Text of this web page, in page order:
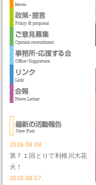
2026.08.08.
第７１回とりで利根川大花
火！
2026.08.07.